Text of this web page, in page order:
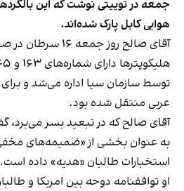
جمعه در توییتی نوشت که این
هوایی کابل پارک شده‌اند.
آقای صالح روز
توسط سازمان سیا اداره می‌شد و
عربی منتقل شده بود.
آقای صالح که در تبعید بسر می‌برد،
به عنوان بخشی از «ضمیمه‌های
استخبارات طالبان «هدیه» داده است.
او توافقنامه دوحه بین امریکا و